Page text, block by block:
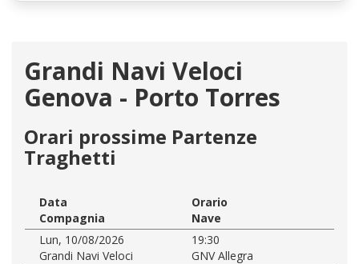
Grandi Navi Veloci
Genova - Porto Torres
Orari prossime Partenze
Traghetti
Data
Orario
Compagnia
Nave
Lun, 10/08/2026
19:30
Grandi Navi Veloci
GNV Allegra